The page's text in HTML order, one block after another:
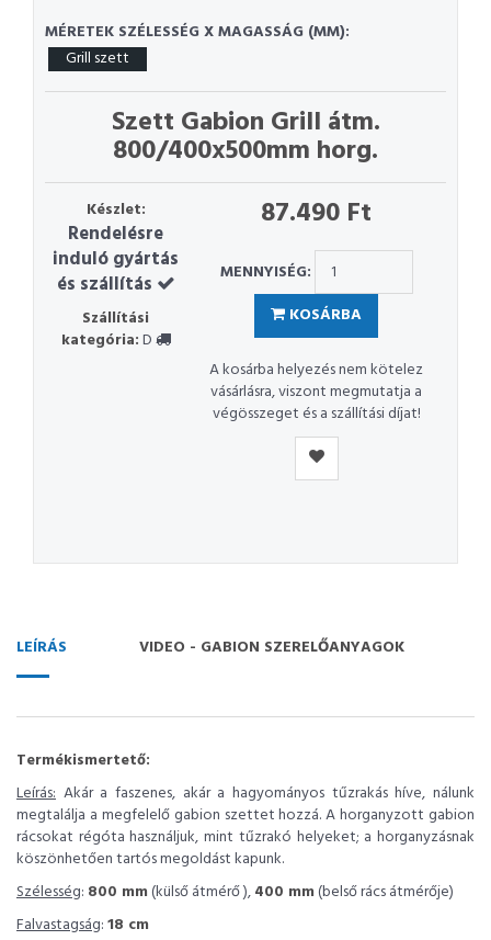
MÉRETEK SZÉLESSÉG X MAGASSÁG (MM):
Grill szett
Szett Gabion Grill átm.
800/400x500mm horg.
Készlet:
Rendelésre
induló gyártás
és szállítás
Szállítási
kategória:D
87.490 Ft
MENNYISÉG:
KOSÁRBA
A kosárba helyezés nem kötelez
vásárlásra, viszont megmutatja a
végösszeget és a szállítási díjat!
LEÍRÁS VIDEO - GABION SZERELŐANYAGOK
Termékismertető:
Leírás: Akár a faszenes, akár a hagyományos tűzrakás híve, nálunk
megtalálja a megfelelő gabion szettet hozzá. A horganyzott gabion
rácsokat régóta használjuk, mint tűzrakó helyeket; a horganyzásnak
köszönhetően tartós megoldást kapunk.
Szélesség: 800 mm(külső átmérő ),400 mm(belső rács átmérője)
Falvastagság:18 cm